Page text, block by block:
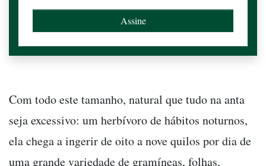
Com todo este tamanho, natural que tudo na anta
seja excessivo: um herbívoro de hábitos noturnos,
ela chega a ingerir de oito a nove quilos por dia de
uma grande variedade de gramíneas, folhas,